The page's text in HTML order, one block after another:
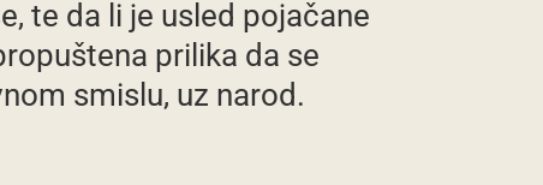
te da li je usled pojačane
prilika da se
smislu, uz narod.